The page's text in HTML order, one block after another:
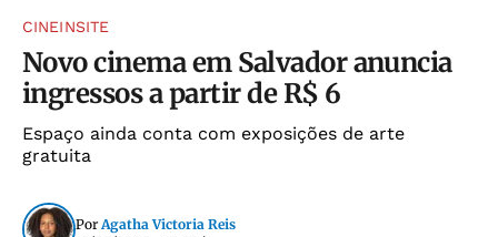
CINEINSITE
Novo cinema em Salvador anuncia
ingressos a partir de R$ 6
Espaço ainda conta com exposições de arte
gratuita
Por Agatha Victoria Reis